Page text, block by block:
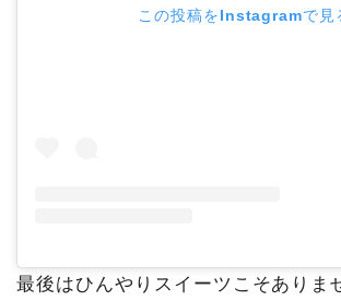
この投稿をInstagramで見
最後はひんやりスイーツこそありま